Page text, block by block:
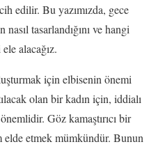
edilir. Bu yazımızda, gece
tasarlandığını ve hangi
alacağız.
için elbisenin önemi
olan bir kadın için, iddialı
Göz kamaştırıcı bir
etmek mümkündür. Bunun